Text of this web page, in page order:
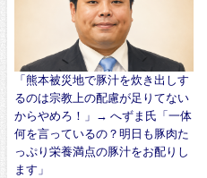
「熊本被災地で豚汁を炊き出しす
るのは宗教上の配慮が足りてない
からやめろ！」→ へずま氏「一体
何を言っているの？明日も豚肉た
っぷり栄養満点の豚汁をお配りし
ます」